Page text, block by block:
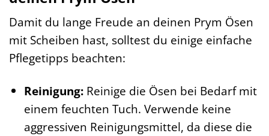
Damit du lange Freude an deinen Prym Ösen
mit Scheiben hast, solltest du einige einfache
Pflegetipps beachten:
Reinigung:Reinige die Ösen bei Bedarf mit
einem feuchten Tuch. Verwende keine
aggressiven Reinigungsmittel, da diese die